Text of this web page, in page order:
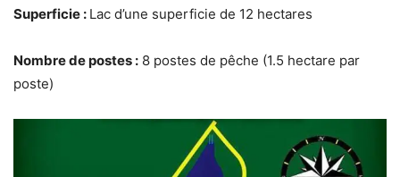
Superficie : Lac d’une superficie de 12 hectares
Nombre de postes : 8 postes de pêche (1.5 hectare par
poste)